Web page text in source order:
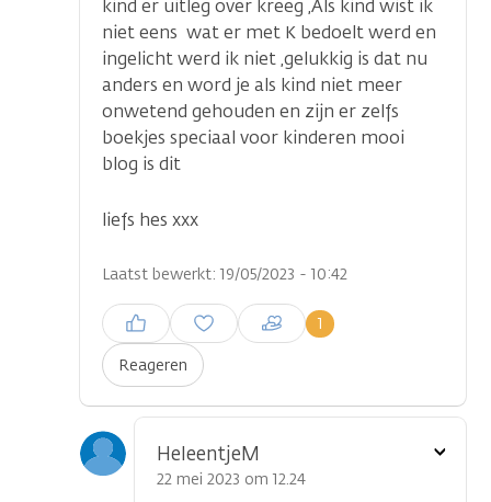
kind er uitleg over kreeg ,Als kind wist ik
niet eens wat er met K bedoelt werd en
ingelicht werd ik niet ,gelukkig is dat nu
anders en word je als kind niet meer
onwetend gehouden en zijn er zelfs
boekjes speciaal voor kinderen mooi
blog is dit
liefs hes xxx
Laatst bewerkt: 19/05/2023 - 10:42
Reageren
1
Inloggen om een reactie te
plaatsen
HeleentjeM
22 mei 2023 om 12.24
Toon